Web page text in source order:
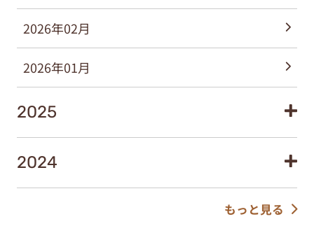
2026年02月
2026年01月
2025
2024
もっと見る